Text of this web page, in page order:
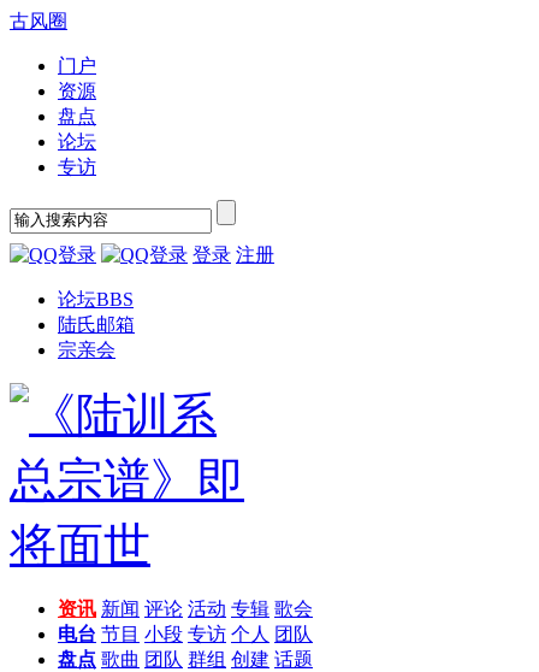
古风圈
门户
资源
盘点
论坛
专访
登录 注册
论坛BBS
陆氏邮箱
宗亲会
资讯 新闻 评论 活动 专辑 歌会
电台 节目 小段 专访 个人 团队
盘点 歌曲 团队 群组 创建 话题